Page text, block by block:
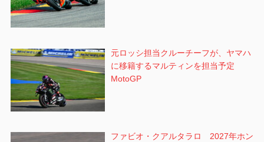
元ロッシ担当クルーチーフが、ヤマハ
に移籍するマルティンを担当予定
MotoGP
ファビオ・クアルタラロ 2027年ホン